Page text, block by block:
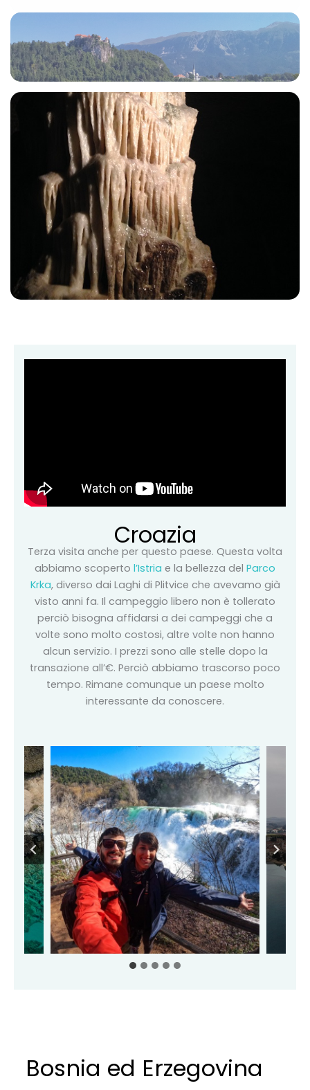
Croazia
Terza visita anche per questo paese. Questa volta
abbiamo scoperto l’Istria e la bellezza del Parco
Krka, diverso dai Laghi di Plitvice che avevamo già
visto anni fa. Il campeggio libero non è tollerato
perciò bisogna affidarsi a dei campeggi che a
volte sono molto costosi, altre volte non hanno
alcun servizio. I prezzi sono alle stelle dopo la
transazione all’€. Perciò abbiamo trascorso poco
tempo. Rimane comunque un paese molto
interessante da conoscere.
Bosnia ed Erzegovina